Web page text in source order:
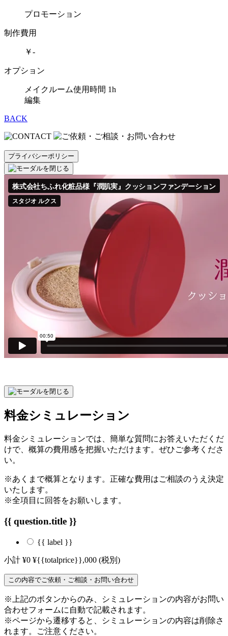
プロモーション
制作費用
￥-
オプション
メイクルーム使用時間 1h
編集
BACK
プライバシーポリシー
料金シミュレーション
料金シミュレーションでは、簡単な質問にお答えいただくだ
けで、概算の費用感を把握いただけます。ぜひご参考くださ
い。
※あくまで概算となります。正確な費用はご相談のうえ決定
いたします。
※全項目に回答をお願いします。
{{ question.title }}
{{ label }}
小計 ¥0 ¥{{totalprice}},000 (税別)
この内容でご依頼・ご相談・お問い合わせ
※上記のボタンからのみ、シミュレーションの内容がお問い
合わせフォームに自動で記載されます。
※ページから遷移すると、シミュレーションの内容は削除さ
れます。ご注意ください。